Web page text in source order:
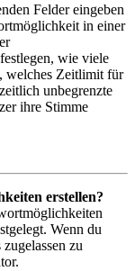
Felder eingeben
in einer
wie viele
welches Zeitlimit für
unbegrenzte
ihre Stimme
erstellen?
Wenn du
zu